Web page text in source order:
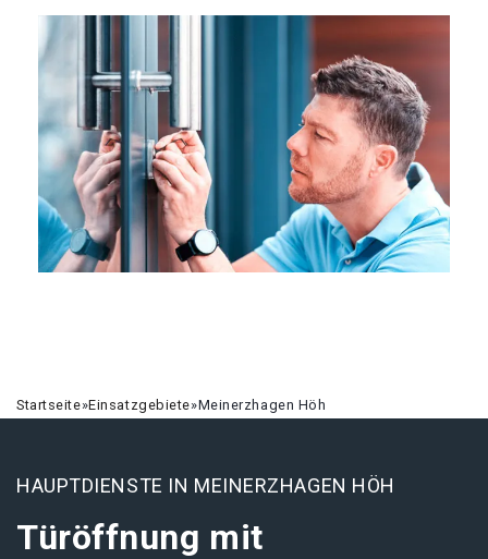
Startseite»Einsatzgebiete»Meinerzhagen Höh
HAUPTDIENSTE IN MEINERZHAGEN HÖH
Türöffnung mit